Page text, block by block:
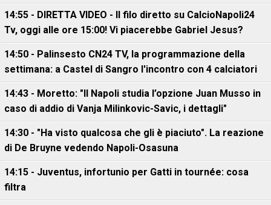
14:55 - DIRETTA VIDEO - Il filo diretto su CalcioNapoli24
Tv, oggi alle ore 15:00! Vi piacerebbe Gabriel Jesus?
14:50 - Palinsesto CN24 TV, la programmazione della
settimana: a Castel di Sangro l'incontro con 4 calciatori
14:43 - Moretto: "Il Napoli studia l’opzione Juan Musso in
caso di addio di Vanja Milinkovic-Savic, i dettagli"
14:30 - "Ha visto qualcosa che gli è piaciuto". La reazione
di De Bruyne vedendo Napoli-Osasuna
14:15 - Juventus, infortunio per Gatti in tournée: cosa
filtra